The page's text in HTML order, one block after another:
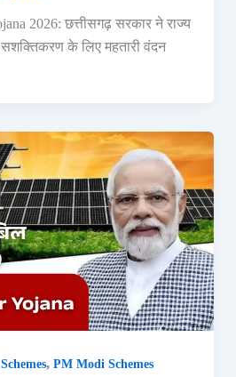
2026: छत्तीसगढ़ सरकार ने राज्य
के लिए महतारी वंदन
, PM Modi Schemes